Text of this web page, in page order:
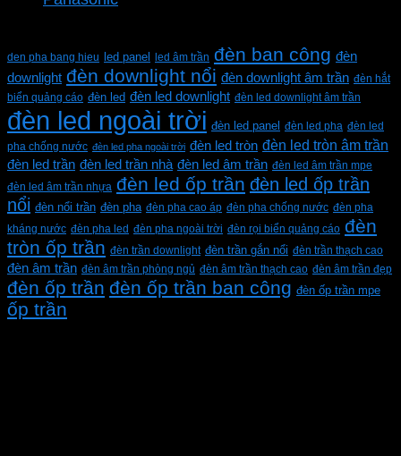
den pha bang hieu led panel led âm trần đèn ban công đèn
downlight đèn downlight nổi đèn downlight âm trần đèn hắt
biển quảng cáo đèn led đèn led downlight đèn led downlight âm trần
đèn led ngoài trời đèn led panel đèn led pha đèn led
pha chống nước đèn led pha ngoài trời đèn led tròn đèn led tròn âm trần
đèn led trần đèn led trần nhà đèn led âm trần đèn led âm trần mpe
đèn led âm trần nhựa đèn led ốp trần đèn led ốp trần
nổi đèn nổi trần đèn pha đèn pha cao áp đèn pha chống nước đèn pha
kháng nước đèn pha led đèn pha ngoài trời đèn rọi biển quảng cáo đèn
tròn ốp trần đèn trần downlight đèn trần gắn nổi đèn trần thạch cao
đèn âm trần đèn âm trần phòng ngủ đèn âm trần thạch cao đèn âm trần đẹp
đèn ốp trần đèn ốp trần ban công đèn ốp trần mpe
ốp trần